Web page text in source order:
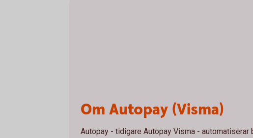
Om Autopay (Visma)
Autopay - tidigare Autopay Visma -